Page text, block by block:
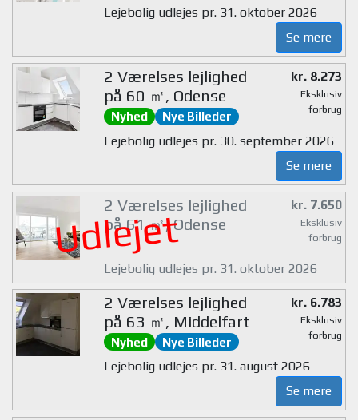
Lejebolig udlejes pr. 31. oktober 2026
Se mere
2 Værelses lejlighed
på 60 ㎡, Odense
Nyhed Nye Billeder
kr. 8.273
Eksklusiv
forbrug
Lejebolig udlejes pr. 30. september 2026
Se mere
Udlejet
2 Værelses lejlighed
på 61 ㎡, Odense
kr. 7.650
Eksklusiv
forbrug
Lejebolig udlejes pr. 31. oktober 2026
2 Værelses lejlighed
på 63 ㎡, Middelfart
Nyhed Nye Billeder
kr. 6.783
Eksklusiv
forbrug
Lejebolig udlejes pr. 31. august 2026
Se mere